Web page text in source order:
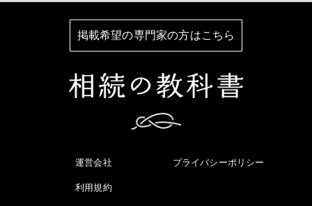
掲載希望の専門家の方はこちら
運営会社 プライバシーポリシー
利用規約